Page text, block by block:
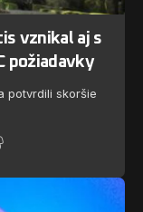
vznikal aj s
požiadavky
potvrdili skoršie